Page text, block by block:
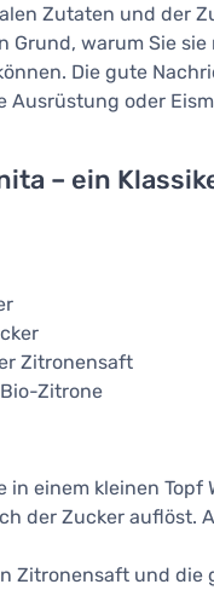
Zutaten und der
Grund, warum Sie
Die gute
Ausrüstung oder
– ein
Zitronensaft
Zitrone
in einem kleinen Topf
der Zucker auflöst.
Zitronensaft und die